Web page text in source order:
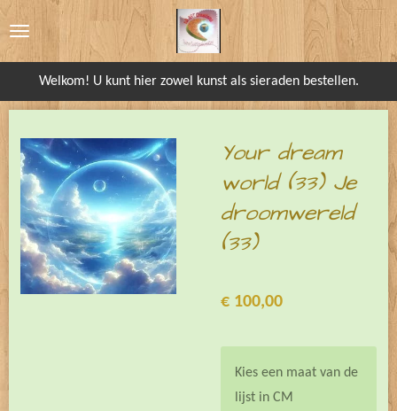
direct
Welkom! U kunt hier zowel kunst als sieraden bestellen.
Your dream
world (33) Je
droomwereld
(33)
€ 100,00
Kies een maat van de
lijst in CM